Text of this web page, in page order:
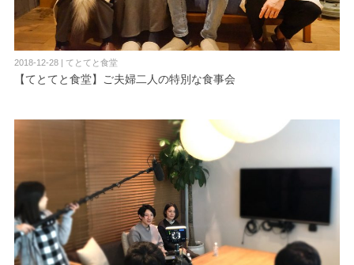
2018-12-28 | てとてと食堂
【てとてと食堂】ご夫婦二人の特別な食事会